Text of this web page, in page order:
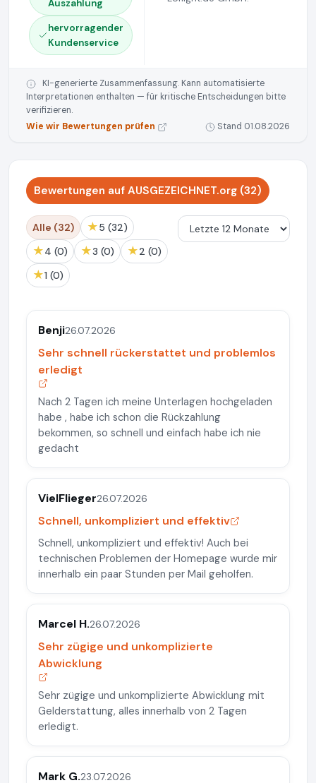
Auszahlung
hervorragender
Kundenservice
KI-generierte Zusammenfassung. Kann automatisierte
Interpretationen enthalten — für kritische Entscheidungen bitte
verifizieren.
Wie wir Bewertungen prüfen
Stand 01.08.2026
Bewertungen auf AUSGEZEICHNET.org (32)
Alle (32) ★ 5 (32)
★ 4 (0) ★ 3 (0) ★ 2 (0)
★ 1 (0)
Benji26.07.2026
Sehr schnell rückerstattet und problemlos
erledigt
Nach 2 Tagen ich meine Unterlagen hochgeladen
habe , habe ich schon die Rückzahlung
bekommen, so schnell und einfach habe ich nie
gedacht
VielFlieger26.07.2026
Schnell, unkompliziert und effektiv
Schnell, unkompliziert und effektiv! Auch bei
technischen Problemen der Homepage wurde mir
innerhalb ein paar Stunden per Mail geholfen.
Marcel H.26.07.2026
Sehr zügige und unkomplizierte
Abwicklung
Sehr zügige und unkomplizierte Abwicklung mit
Gelderstattung, alles innerhalb von 2 Tagen
erledigt.
Mark G.23.07.2026